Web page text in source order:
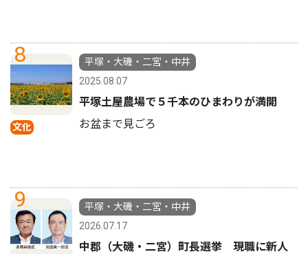
8
文化
平塚・大磯・二宮・中井
2025.08.07
平塚土屋農場で５千本のひまわりが満開
お盆まで見ごろ
9
平塚・大磯・二宮・中井
2026.07.17
中郡（大磯・二宮）町長選挙 現職に新人